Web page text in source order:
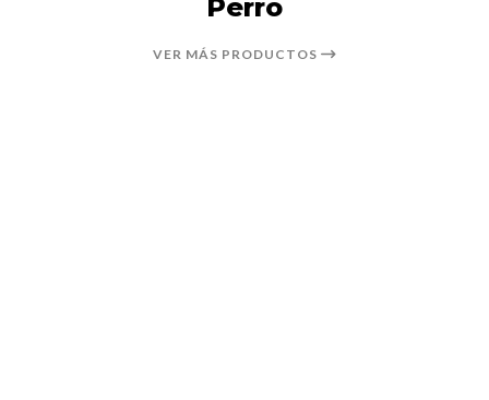
Perro
VER MÁS PRODUCTOS